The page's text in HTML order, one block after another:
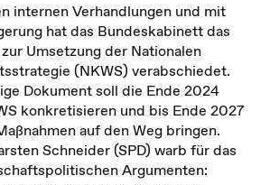
internen Verhandlungen und mit
hat das Bundeskabinett das
Umsetzung der Nationalen
(NKWS) verabschiedet.
Dokument soll die Ende 2024
konkretisieren und bis Ende 2027
auf den Weg bringen.
Schneider (SPD) warb für das
Argumenten: